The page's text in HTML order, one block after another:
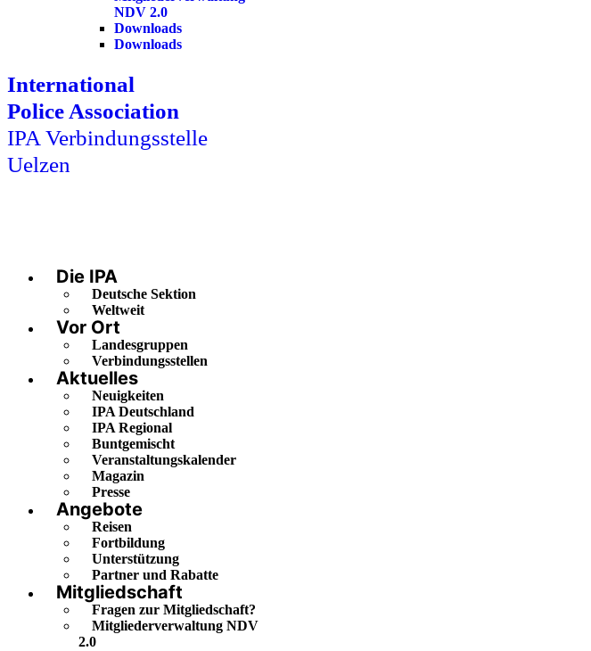
NDV 2.0
Downloads
Downloads
International
Police Association
IPA Verbindungsstelle
Uelzen
Die IPA
Deutsche Sektion
Weltweit
Vor Ort
Landesgruppen
Verbindungsstellen
Aktuelles
Neuigkeiten
IPA Deutschland
IPA Regional
Buntgemischt
Veranstaltungskalender
Magazin
Presse
Angebote
Reisen
Fortbildung
Unterstützung
Partner und Rabatte
Mitgliedschaft
Fragen zur Mitgliedschaft?
Mitgliederverwaltung NDV
2.0